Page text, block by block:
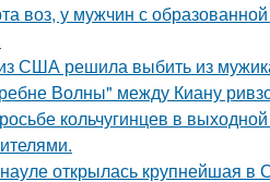
воз, у мужчин с
США решила выбить из
Волны" между Киану
кольчугинцев в
открылась крупнейшая в